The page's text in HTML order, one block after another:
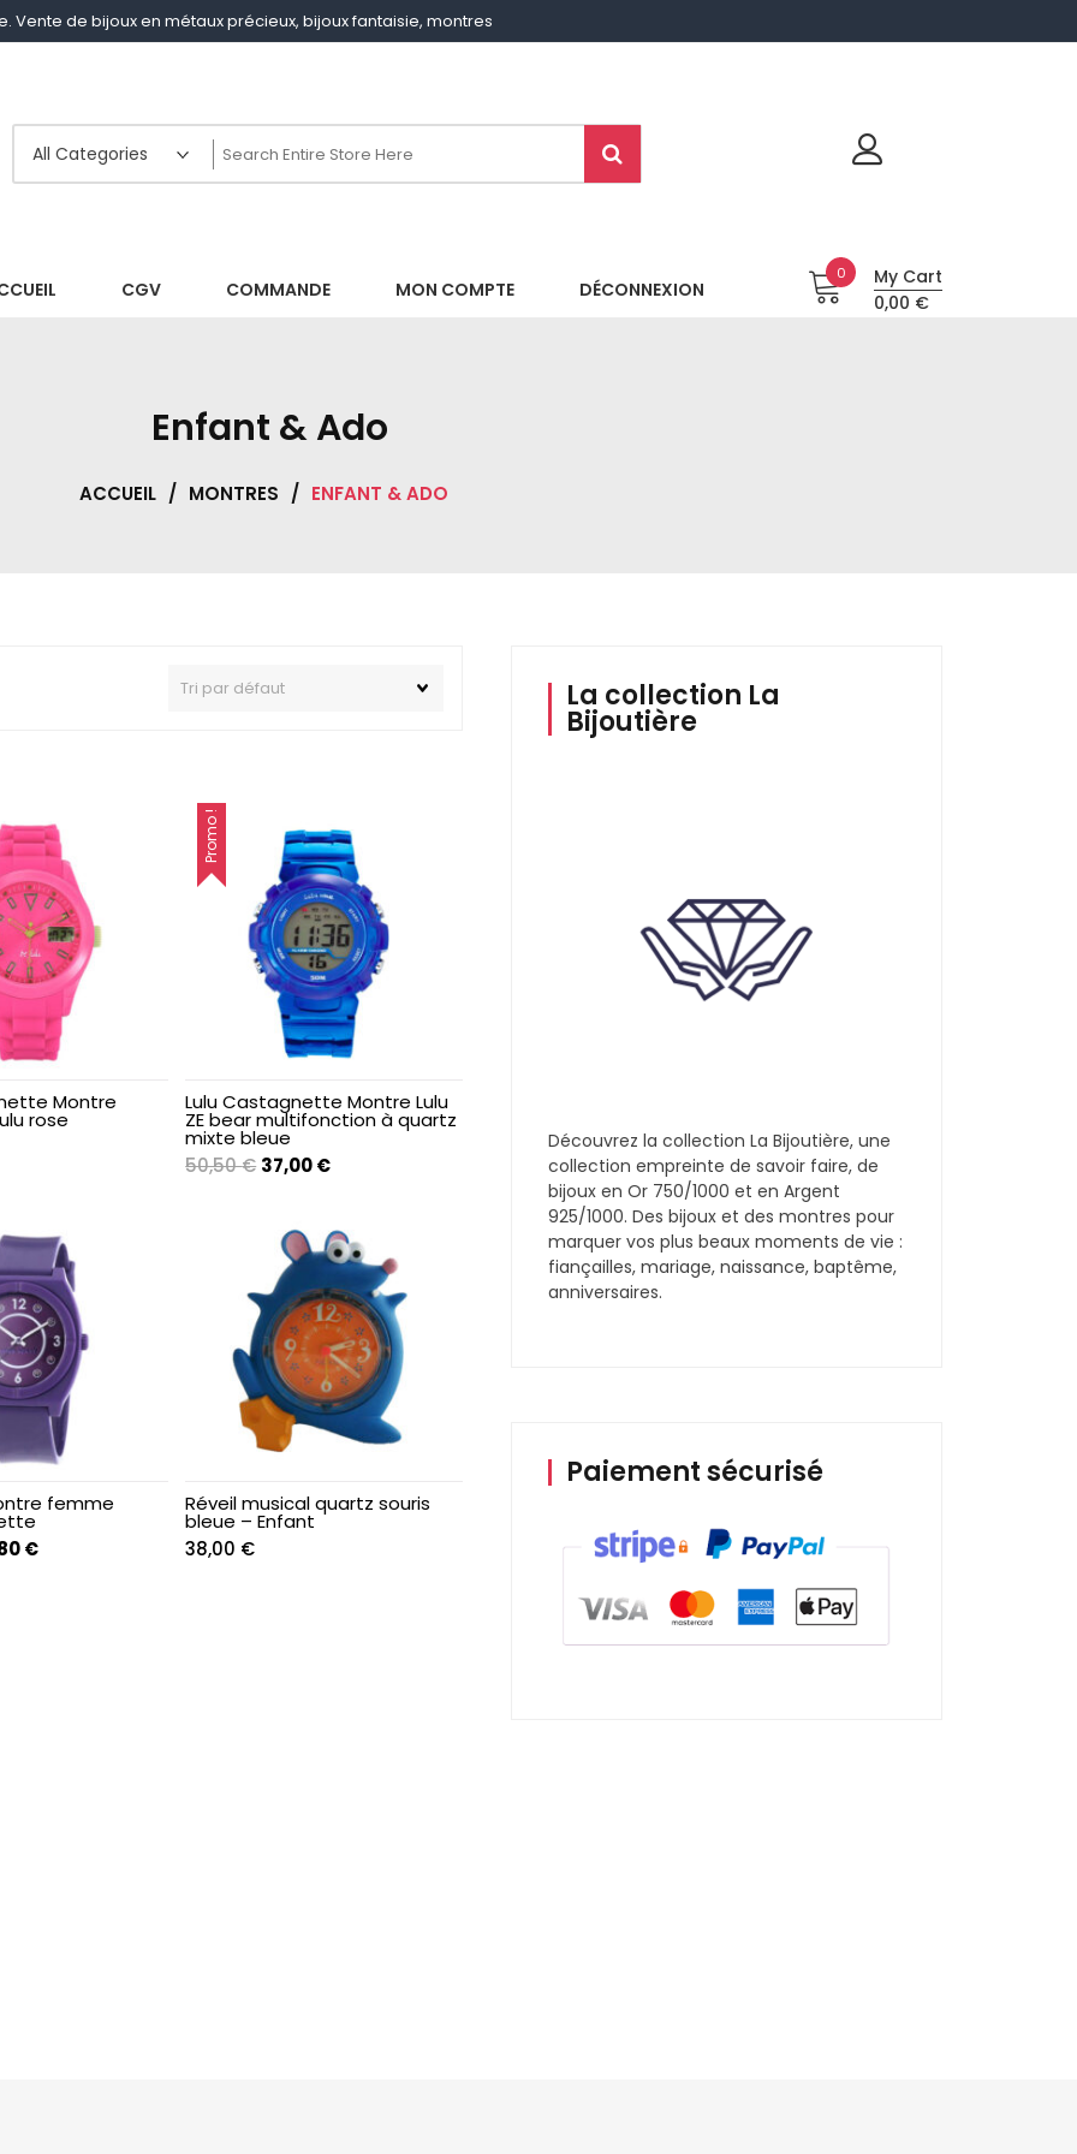
Vente de bijoux en métaux précieux, bijoux fantaisie, montres
CGV COMMANDE MON COMPTE DÉCONNEXION
0
My Cart
0,00 €
Enfant & Ado
ACCUEIL / MONTRES / ENFANT & ADO
Montre
rose
Promo !
Lulu Castagnette Montre Lulu
ZE bear multifonction à quartz
mixte bleue
50,50€ Le
était :
50,50 €.
37,00€Le
est :
37,00 €.
femme
€Le
Réveil musical quartz souris
bleue – Enfant
38,00 €
La collection La
Bijoutière
Découvrez la collection La Bijoutière, une
collection empreinte de savoir faire, de
bijoux en Or 750/1000 et en Argent
925/1000. Des bijoux et des montres pour
marquer vos plus beaux moments de vie :
fiançailles, mariage, naissance, baptême,
anniversaires.
Paiement sécurisé